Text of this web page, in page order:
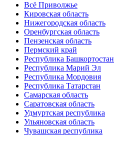
Всё Приволжье
Кировская область
Нижегородская область
Оренбургская область
Пензенская область
Пермский край
Республика Башкортостан
Республика Марий Эл
Республика Мордовия
Республика Татарстан
Самарская область
Саратовская область
Удмуртская республика
Ульяновская область
Чувашская республика